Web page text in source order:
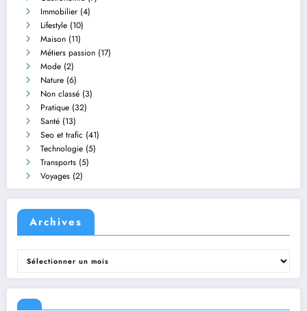
Immobilier (4)
Lifestyle (10)
Maison (11)
Métiers passion (17)
Mode (2)
Nature (6)
Non classé (3)
Pratique (32)
Santé (13)
Seo et trafic (41)
Technologie (5)
Transports (5)
Voyages (2)
Archives
Archives